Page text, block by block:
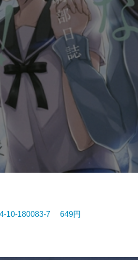
10-180083-7 649円